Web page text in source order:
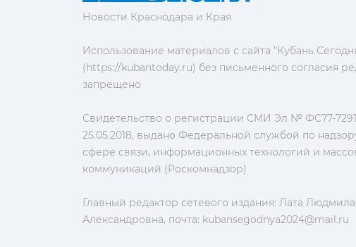
Новости Краснодара и Края
Использование материалов с сайта "Кубань
(https://kubantoday.ru) без письменного согласия
запрещено
Свидетельство о регистрации СМИ Эл № ФС77-
25.05.2018, выдано Федеральной службой по
сфере связи, информационных технологий и
коммуникаций (Роскомнадзор)
Главный редактор сетевого издания: Лата Людмила
Александровна, почта: kubansegodnya2024@mail.ru